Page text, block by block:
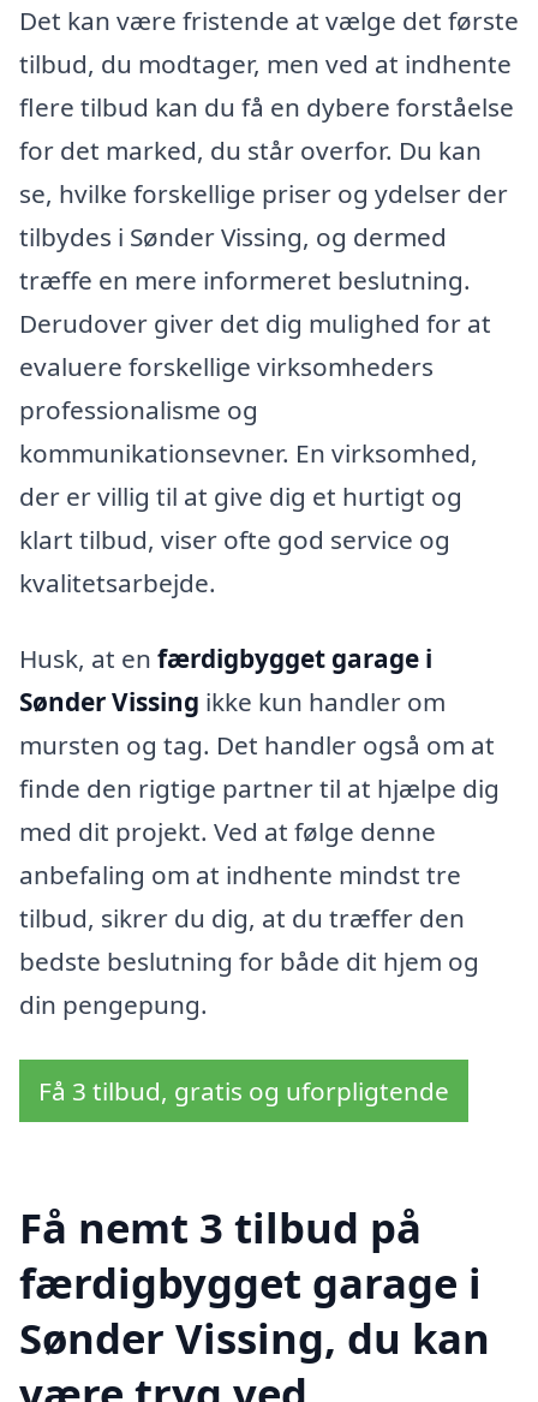
Det kan være fristende at vælge det første
tilbud, du modtager, men ved at indhente
flere tilbud kan du få en dybere forståelse
for det marked, du står overfor. Du kan
se, hvilke forskellige priser og ydelser der
tilbydes i Sønder Vissing, og dermed
træffe en mere informeret beslutning.
Derudover giver det dig mulighed for at
evaluere forskellige virksomheders
professionalisme og
kommunikationsevner. En virksomhed,
der er villig til at give dig et hurtigt og
klart tilbud, viser ofte god service og
kvalitetsarbejde.
Husk, at en færdigbygget garage i
Sønder Vissing ikke kun handler om
mursten og tag. Det handler også om at
finde den rigtige partner til at hjælpe dig
med dit projekt. Ved at følge denne
anbefaling om at indhente mindst tre
tilbud, sikrer du dig, at du træffer den
bedste beslutning for både dit hjem og
din pengepung.
Få 3 tilbud, gratis og uforpligtende
Få nemt 3 tilbud på
færdigbygget garage i
Sønder Vissing, du kan